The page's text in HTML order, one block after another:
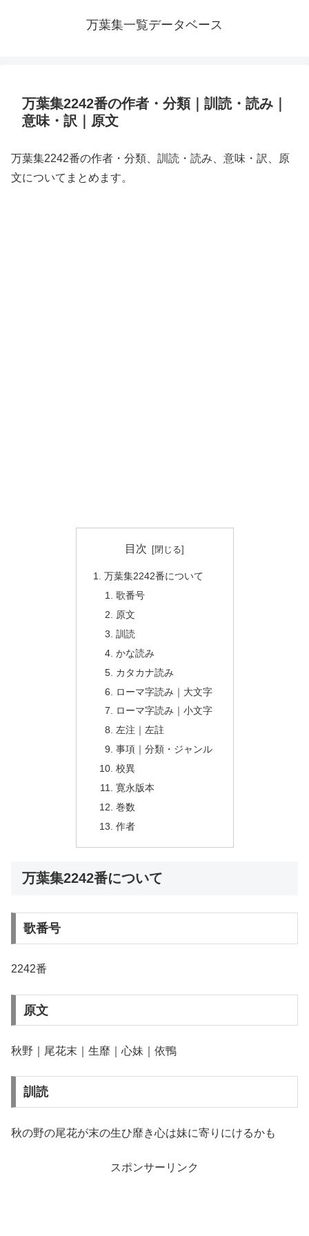
万葉集一覧データベース
万葉集2242番の作者・分類｜訓読・読み｜
意味・訳｜原文
万葉集2242番の作者・分類、訓読・読み、意味・訳、原
文についてまとめます。
目次
万葉集2242番について
歌番号
原文
訓読
かな読み
カタカナ読み
ローマ字読み｜大文字
ローマ字読み｜小文字
左注｜左註
事項｜分類・ジャンル
校異
寛永版本
巻数
作者
万葉集2242番について
歌番号
2242番
原文
秋野｜尾花末｜生靡｜心妹｜依鴨
訓読
秋の野の尾花が末の生ひ靡き心は妹に寄りにけるかも
スポンサーリンク